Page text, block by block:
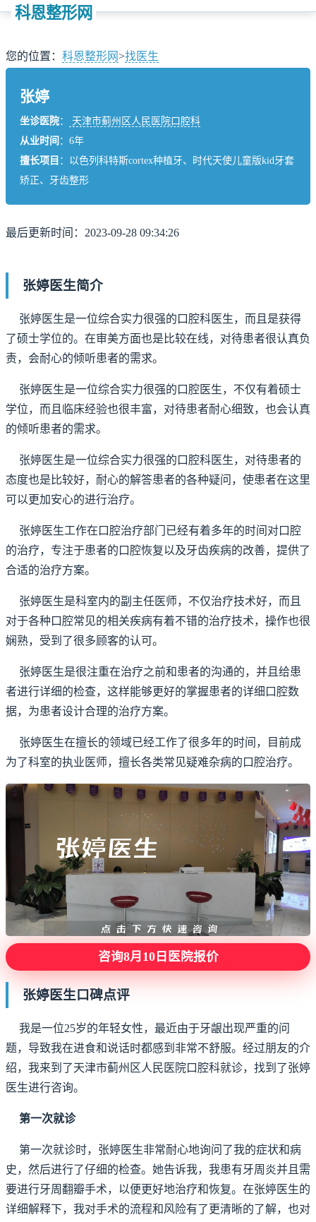
科恩整形网
您的位置： 科恩整形网>找医生
张婷
坐诊医院：
天津市蓟州区人民医院口腔科
从业时间 ：6年
擅长项目 ：以色列科特斯cortex种植牙、时代天使儿童版kid牙套
矫正、牙齿整形
最后更新时间：2023-09-28 09:34:26
张婷医生简介
张婷医生是一位综合实力很强的口腔科医生，而且是获得
了硕士学位的。在审美方面也是比较在线，对待患者很认真负
责，会耐心的倾听患者的需求。
张婷医生是一位综合实力很强的口腔医生，不仅有着硕士
学位，而且临床经验也很丰富，对待患者耐心细致，也会认真
的倾听患者的需求。
张婷医生是一位综合实力很强的口腔科医生，对待患者的
态度也是比较好，耐心的解答患者的各种疑问，使患者在这里
可以更加安心的进行治疗。
张婷医生工作在口腔治疗部门已经有着多年的时间对口腔
的治疗，专注于患者的口腔恢复以及牙齿疾病的改善，提供了
合适的治疗方案。
张婷医生是科室内的副主任医师，不仅治疗技术好，而且
对于各种口腔常见的相关疾病有着不错的治疗技术，操作也很
娴熟，受到了很多顾客的认可。
张婷医生是很注重在治疗之前和患者的沟通的，并且给患
者进行详细的检查，这样能够更好的掌握患者的详细口腔数
据，为患者设计合理的治疗方案。
张婷医生在擅长的领域已经工作了很多年的时间，目前成
为了科室的执业医师，擅长各类常见疑难杂病的口腔治疗。
咨询8月10日医院报价
张婷医生口碑点评
我是一位25岁的年轻女性，最近由于牙龈出现严重的问
题，导致我在进食和说话时都感到非常不舒服。经过朋友的介
绍，我来到了天津市蓟州区人民医院口腔科就诊，找到了张婷
医生进行咨询。
第一次就诊
第一次就诊时，张婷医生非常耐心地询问了我的症状和病
史，然后进行了仔细的检查。她告诉我，我患有牙周炎并且需
要进行牙周翻瓣手术，以便更好地治疗和恢复。在张婷医生的
详细解释下，我对手术的流程和风险有了更清晰的了解，也对